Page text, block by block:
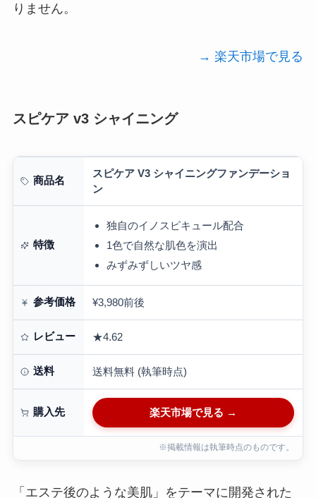
りません。
→ 楽天市場で見る
スピケア v3 シャイニング
商品名
スピケア V3 シャイニングファンデーショ
ン
特徴
独自のイノスピキュール配合
1色で自然な肌色を演出
みずみずしいツヤ感
参考価格 ¥3,980前後
レビュー ★4.62
送料 送料無料 (執筆時点)
購入先 楽天市場で見る →
※掲載情報は執筆時点のものです。
「エステ後のような美肌」をテーマに開発された